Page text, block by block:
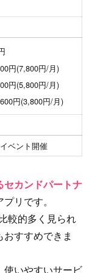
円(7,800円/月)
円(5,800円/月)
円(3,800円/月)
イベント開催
セカンドパートナ
リです。
較的多く見られ
すすめできま
使いやすいサービ